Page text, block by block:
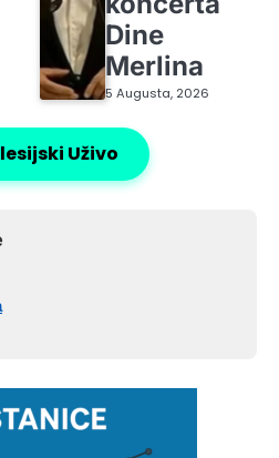
Dine
Merlina
5 Augusta, 2026
Uživo